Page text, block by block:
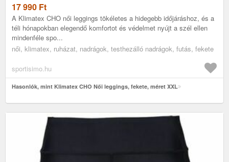
17 990 Ft
A Klimatex CHO női leggings tökéletes a hidegebb időjáráshoz, és a
téli hónapokban elegendő komfortot és védelmet nyújt a szél ellen
mindenféle spo...
női, klimatex, ruházat, nadrágok, testhezálló nadrágok, futás, fekete
sportisimo.hu
Hasonlók, mint Klimatex CHO Női leggings, fekete, méret XXL